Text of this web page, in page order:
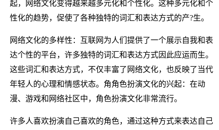
起，网络文化变得越来越多元化和个性化。这种多元化和个
性化的趋势，促使了各种独特的词汇和表达方式的产?生。
网络文化的多样性：互联网为人们提供了一个展示自我和表
达个性的平台，许多独特的词汇和表达方式因此应运而生。
这些词汇和表达方式，不仅丰富了网络文化，也反映了当代
年轻人的心理和情感状态。角角色扮演文化的兴起：在动
漫、游戏和网络社区中，角色扮演文化非常流行。
许多人喜欢扮演自己喜欢的角色，通过这种方式来表达自己